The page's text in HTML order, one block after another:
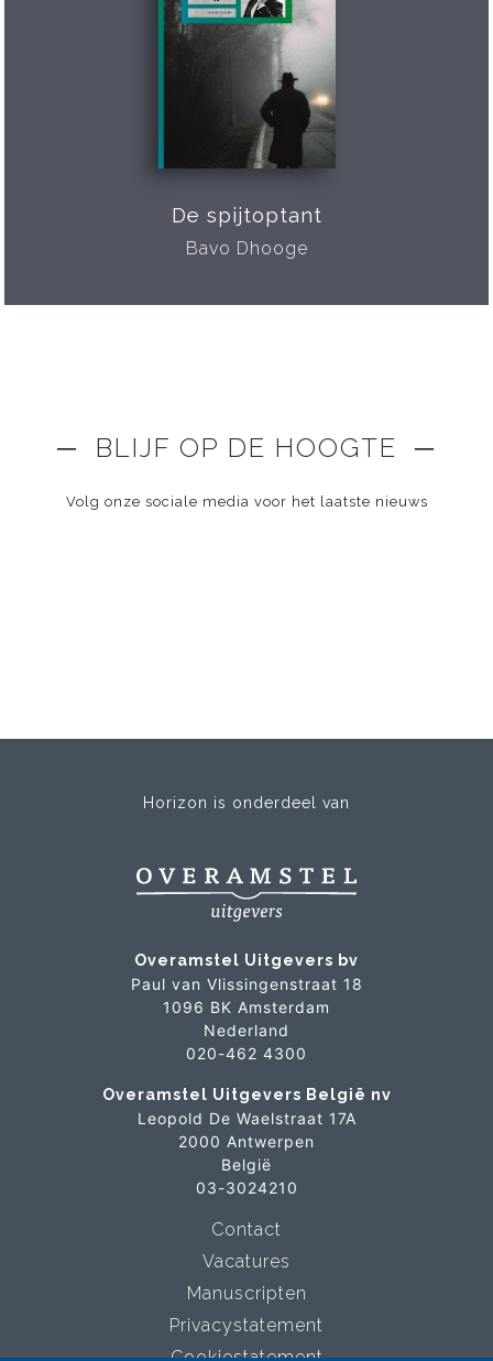
De spijtoptant
Bavo Dhooge
─ BLIJF OP DE HOOGTE ─
Volg onze sociale media voor het laatste nieuws
Horizon is onderdeel van
Overamstel Uitgevers bv
Paul van Vlissingenstraat 18
1096 BK Amsterdam
Nederland
020-462 4300
Overamstel Uitgevers België nv
Leopold De Waelstraat 17A
2000 Antwerpen
België
03-3024210
Contact
Vacatures
Manuscripten
Privacystatement
Cookiestatement